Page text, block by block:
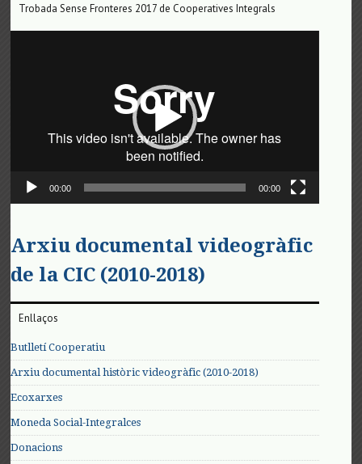
Trobada Sense Fronteres 2017 de Cooperatives Integrals
00:00 00:00
Arxiu documental videogràfic
de la CIC (2010-2018)
Enllaços
Butlletí Cooperatiu
Arxiu documental històric videogràfic (2010-2018)
Ecoxarxes
Moneda Social-Integralces
Donacions